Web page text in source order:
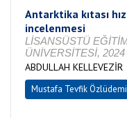
Antarktika kıtası
incelenmesi
LİSANSÜSTÜ
ÜNİVERSİTESİ, 2024
ABDULLAH KELLEVEZİR
Mustafa Tevfik